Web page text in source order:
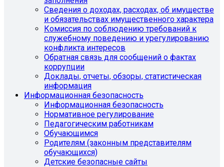
Сведения о доходах, расходах, об имуществе
и обязательствах имущественного характера
Комиссия по соблюдению требований к
служебному поведению и урегулированию
конфликта интересов
Обратная связь для сообщений о фактах
коррупции
Доклады, отчеты, обзоры, статистическая
информация
Информационная безопасность
Информационная безопасность
Нормативное регулирование
Педагогическим работникам
Обучающимся
Родителям (законным представителям
обучающихся)
Детские безопасные сайты